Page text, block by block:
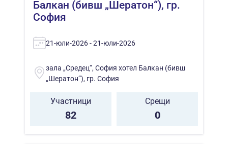
Балкан (бивш „Шератон“), гр.
София
21-юли-2026 - 21-юли-2026
зала „Средец“, София хотел Балкан (бивш
„Шератон“), гр. София
Участници
82
Срещи
0